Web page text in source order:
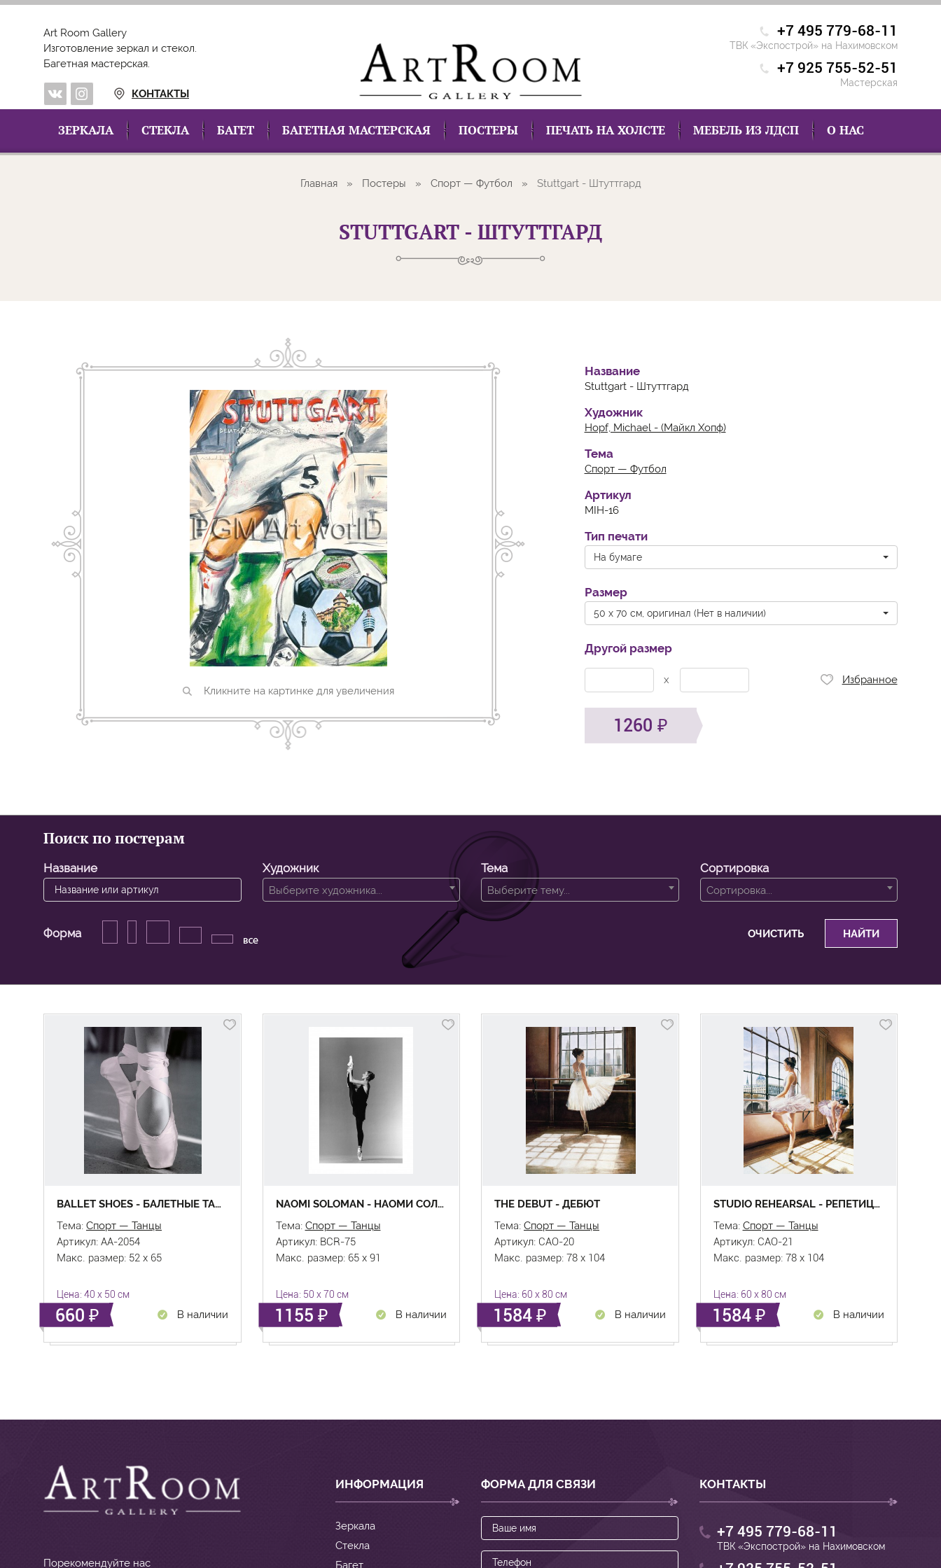
Art Room Gallery
Изготовление зеркал и стекол.
Багетная мастерская.
КОНТАКТЫ
+7 495 779-68-11
ТВК «Экспострой» на Нахимовском
+7 925 755-52-51
Мастерская
ЗЕРКАЛА СТЕКЛА БАГЕТ БАГЕТНАЯ МАСТЕРСКАЯ ПОСТЕРЫ ПЕЧАТЬ НА ХОЛСТЕ МЕБЕЛЬ ИЗ ЛДСП О НАС
Главная Постеры Спорт — Футбол Stuttgart - Штуттгард
STUTTGART - ШТУТТГАРД
Кликните на картинке для увеличения
Название
Stuttgart - Штуттгард
Художник
Hopf, Michael - (Майкл Хопф)
Тема
Спорт — Футбол
Артикул
MIH-16
Тип печати
На бумаге
Размер
50 x 70 см, оригинал (Нет в наличии)
Другой размер
x Избранное
1260
Поиск по постерам
Название Художник
Выберите художника...
Тема
Выберите тему...
Сортировка
Сортировка...
Форма
BALLET SHOES - БАЛЕТНЫЕ ТАПОЧКИ
Тема: Спорт — Танцы
Артикул: AA-2054
Макс. размер: 52 x 65
Цена: 40 x 50 см
В наличии
660
NAOMI SOLOMAN - НАОМИ СОЛОМАН
Тема: Спорт — Танцы
Артикул: BCR-75
Макс. размер: 65 x 91
Цена: 50 x 70 см
В наличии
1155
THE DEBUT - ДЕБЮТ
Тема: Спорт — Танцы
Артикул: CAO-20
Макс. размер: 78 x 104
Цена: 60 x 80 см
В наличии
1584
STUDIO REHEARSAL - РЕПЕТИЦИЯ В ЗАЛЕ
Тема: Спорт — Танцы
Артикул: CAO-21
Макс. размер: 78 x 104
Цена: 60 x 80 см
В наличии
1584
Порекомендуйте нас
ИНФОРМАЦИЯ
Зеркала
Стекла
Багет
ФОРМА ДЛЯ СВЯЗИ КОНТАКТЫ
+7 495 779-68-11
ТВК «Экспострой» на Нахимовском